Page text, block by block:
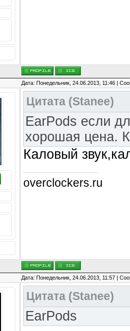
Дата: Понедельник, 24.06.2013, 11:46 |
Цитата (Stanee)
EarPods если
хорошая цена.
Каловый
overclockers.ru
Дата: Понедельник, 24.06.2013, 11:57 |
Цитата (Stanee)
EarPods